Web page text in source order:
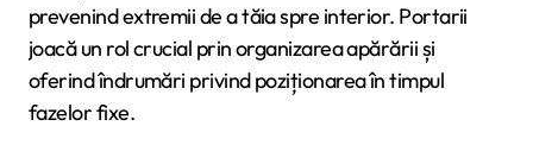
prevenind extremii de a tăia spre interior. Portarii
joacă un rol crucial prin organizarea apărării și
oferind îndrumări privind poziționarea în timpul
fazelor fixe.